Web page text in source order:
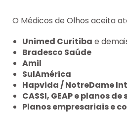
O Médicos de Olhos aceita
Unimed Curitiba e
Bradesco Saúde
Amil
SulAmérica
Hapvida / NotreDame
CASSI, GEAP e planos
Planos empresariais e